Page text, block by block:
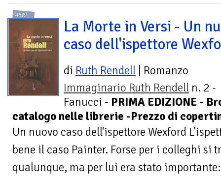
LIBRI
La Morte in Versi - Un
caso dell'ispettore
di Ruth Rendell | Romanzo
Immaginario Ruth Rendell n. 2 -
Fanucci - PRIMA EDIZIONE -
catalogo nelle librerie -Prezzo di
Un nuovo caso dell'ispettore Wexford
bene il caso Painter. Forse per i colleghi si
qualunque, ma per lui era stato